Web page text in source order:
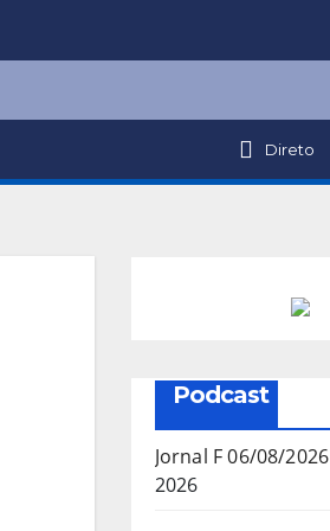
Direto
Podcast
Jornal F 06/08/2026
2026